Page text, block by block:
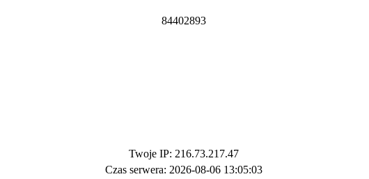
84402893
Twoje IP: 216.73.217.47
Czas serwera: 2026-08-06 13:05:03